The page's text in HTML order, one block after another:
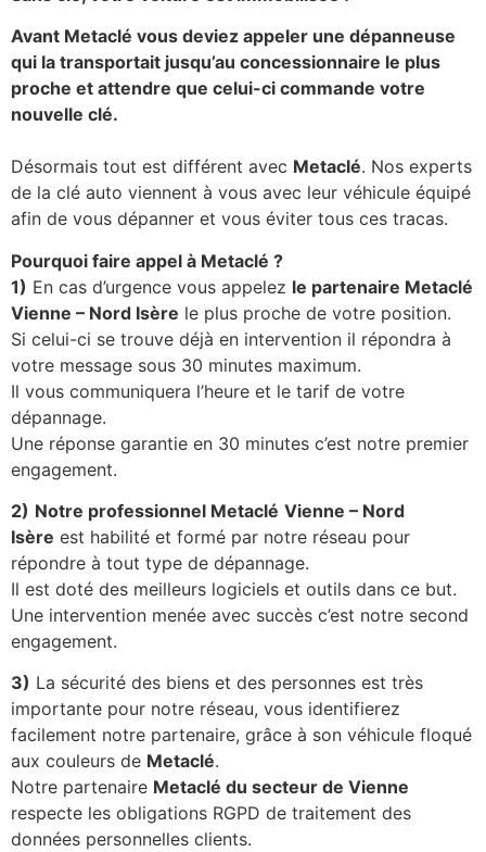
Avant Metaclé vous deviez appeler une dépanneuse
qui la transportait jusqu’au concessionnaire le plus
proche et attendre que celui-ci commande votre
nouvelle clé.
Désormais tout est différent avec Metaclé. Nos experts
de la clé auto viennent à vous avec leur véhicule équipé
afin de vous dépanner et vous éviter tous ces tracas.
Pourquoi faire appel à Metaclé ?
1) En cas d’urgence vous appelez le partenaire Metaclé
Vienne – Nord Isère le plus proche de votre position.
Si celui-ci se trouve déjà en intervention il répondra à
votre message sous 30 minutes maximum.
Il vous communiquera l’heure et le tarif de votre
dépannage.
Une réponse garantie en 30 minutes c’est notre premier
engagement.
2) Notre professionnel Metaclé Vienne – Nord
Isère est habilité et formé par notre réseau pour
répondre à tout type de dépannage.
Il est doté des meilleurs logiciels et outils dans ce but.
Une intervention menée avec succès c’est notre second
engagement.
3) La sécurité des biens et des personnes est très
importante pour notre réseau, vous identifierez
facilement notre partenaire, grâce à son véhicule floqué
aux couleurs de Metaclé.
Notre partenaire Metaclé du secteur de Vienne
respecte les obligations RGPD de traitement des
données personnelles clients.